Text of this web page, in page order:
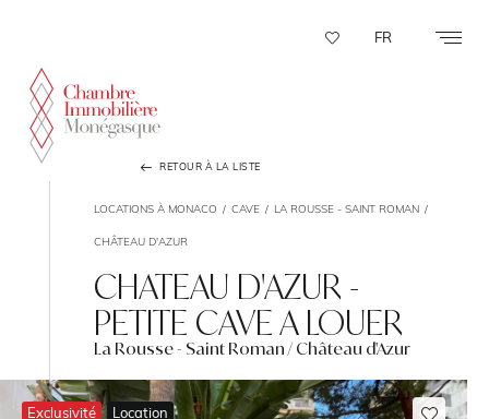
FR
RETOUR À LA LISTE
LOCATIONS À MONACO CAVE LA ROUSSE - SAINT ROMAN
CHÂTEAU D'AZUR
CHATEAU D'AZUR -
PETITE CAVE A LOUER
La Rousse - Saint Roman / Château d'Azur
Exclusivité Location